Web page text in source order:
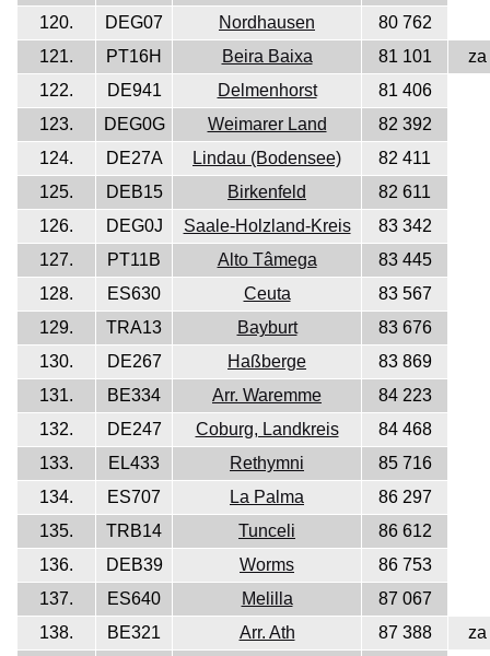
120. DEG07 Nordhausen
80 762
121.
PT16H Beira Baixa 81 101
za
122.
DE941 Delmenhorst
81 406
123.
DEG0G Weimarer Land
82 392
124.
DE27A Lindau (Bodensee)
82 411
125.
DEB15 Birkenfeld
82 611
126.
DEG0J Saale-Holzland-Kreis
83 342
127.
PT11B Alto Tâmega
83 445
128.
ES630 Ceuta
83 567
129.
TRA13 Bayburt
83 676
130.
DE267 Haßberge
83 869
131.
BE334 Arr. Waremme
84 223
132.
DE247 Coburg, Landkreis
84 468
133.
EL433 Rethymni
85 716
134.
ES707 La Palma
86 297
135.
TRB14 Tunceli
86 612
136.
DEB39 Worms
86 753
137.
ES640 Melilla
87 067
138.
BE321 Arr. Ath 87 388
za